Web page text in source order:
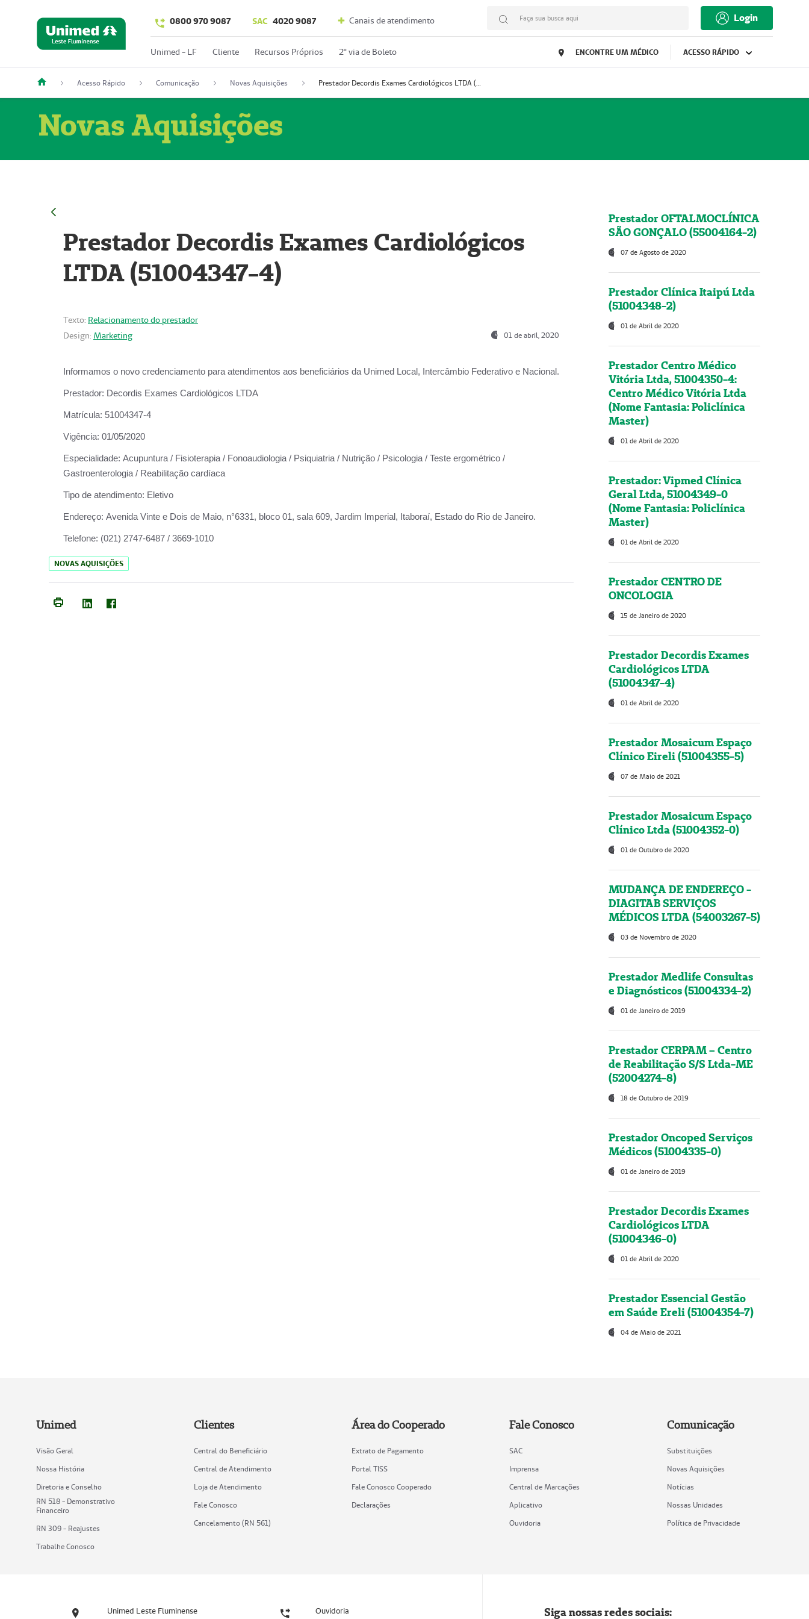
0800 970 9087 SAC 4020 9087 Canais de atendimento Faça sua busca aqui Login
Unimed - LF Cliente Recursos Próprios 2º via de Boleto ENCONTRE UM MÉDICO ACESSO RÁPIDO
Acesso Rápido Comunicação Novas Aquisições Prestador Decordis Exames Cardiológicos LTDA (51004347-4)
Novas Aquisições
Prestador Decordis Exames Cardiológicos
LTDA (51004347-4)
Texto: Relacionamento do prestador
Design: Marketing 01 de abril, 2020
Informamos o novo credenciamento para atendimentos aos beneficiários da Unimed Local, Intercâmbio Federativo e Nacional.
Prestador: Decordis Exames Cardiológicos LTDA
Matrícula: 51004347-4
Vigência: 01/05/2020
Especialidade: Acupuntura / Fisioterapia / Fonoaudiologia / Psiquiatria / Nutrição / Psicologia / Teste ergométrico /
Gastroenterologia / Reabilitação cardíaca
Tipo de atendimento: Eletivo
Endereço: Avenida Vinte e Dois de Maio, n°6331, bloco 01, sala 609, Jardim Imperial, Itaboraí, Estado do Rio de Janeiro.
Telefone: (021) 2747-6487 / 3669-1010
NOVAS AQUISIÇÕES
Prestador OFTALMOCLÍNICA
SÃO GONÇALO (55004164-2)
07 de Agosto de 2020
Prestador Clínica Itaipú Ltda
(51004348-2)
01 de Abril de 2020
Prestador Centro Médico
Vitória Ltda, 51004350-4:
Centro Médico Vitória Ltda
(Nome Fantasia: Policlínica
Master)
01 de Abril de 2020
Prestador: Vipmed Clínica
Geral Ltda, 51004349-0
(Nome Fantasia: Policlínica
Master)
01 de Abril de 2020
Prestador CENTRO DE
ONCOLOGIA
15 de Janeiro de 2020
Prestador Decordis Exames
Cardiológicos LTDA
(51004347-4)
01 de Abril de 2020
Prestador Mosaicum Espaço
Clínico Eireli (51004355-5)
07 de Maio de 2021
Prestador Mosaicum Espaço
Clínico Ltda (51004352-0)
01 de Outubro de 2020
MUDANÇA DE ENDEREÇO -
DIAGITAB SERVIÇOS
MÉDICOS LTDA (54003267-5)
03 de Novembro de 2020
Prestador Medlife Consultas
e Diagnósticos (51004334-2)
01 de Janeiro de 2019
Prestador CERPAM – Centro
de Reabilitação S/S Ltda-ME
(52004274-8)
18 de Outubro de 2019
Prestador Oncoped Serviços
Médicos (51004335-0)
01 de Janeiro de 2019
Prestador Decordis Exames
Cardiológicos LTDA
(51004346-0)
01 de Abril de 2020
Prestador Essencial Gestão
em Saúde Ereli (51004354-7)
04 de Maio de 2021
Unimed
Visão Geral
Nossa História
Diretoria e Conselho
RN 518 - Demonstrativo
Financeiro
RN 309 - Reajustes
Trabalhe Conosco
Clientes
Central do Beneficiário
Central de Atendimento
Loja de Atendimento
Fale Conosco
Cancelamento (RN 561)
Área do Cooperado
Extrato de Pagamento
Portal TISS
Fale Conosco Cooperado
Declarações
Fale Conosco
SAC
Imprensa
Central de Marcações
Aplicativo
Ouvidoria
Comunicação
Substituições
Novas Aquisições
Notícias
Nossas Unidades
Política de Privacidade
Unimed Leste Fluminense Ouvidoria Siga nossas redes sociais: